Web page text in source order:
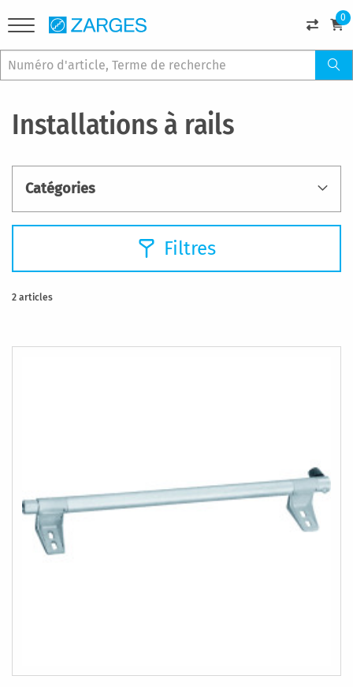
0
Installations à rails
Filtres
2 articles
Catégories